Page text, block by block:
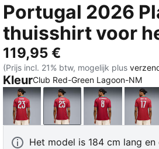
Portugal 2026
thuisshirt voor
119,95 €
(Prijs incl. 21% btw, mogelijk plus
KleurClub Red-Green Lagoon-NM
Club Red-Green Lagoon-V
Club Red-Green
Club Red-
Het model is 184 cm lang